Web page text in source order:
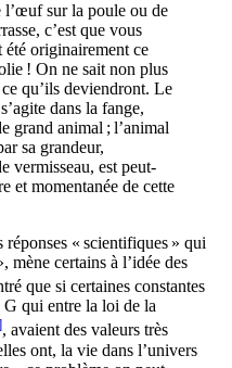
l’œuf sur la poule ou de
c’est que vous
été originairement ce
! On ne sait non plus
qu’ils deviendront. Le
dans la fange,
grand animal ; l’animal
sa grandeur,
vermisseau, est peut-
et momentanée de cette
« scientifiques » qui
mène certains à l’idée des
que si certaines constantes
G qui entre la loi de la
, avaient des valeurs très
ont, la vie dans l’univers